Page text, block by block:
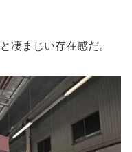
凄まじい存在感だ。